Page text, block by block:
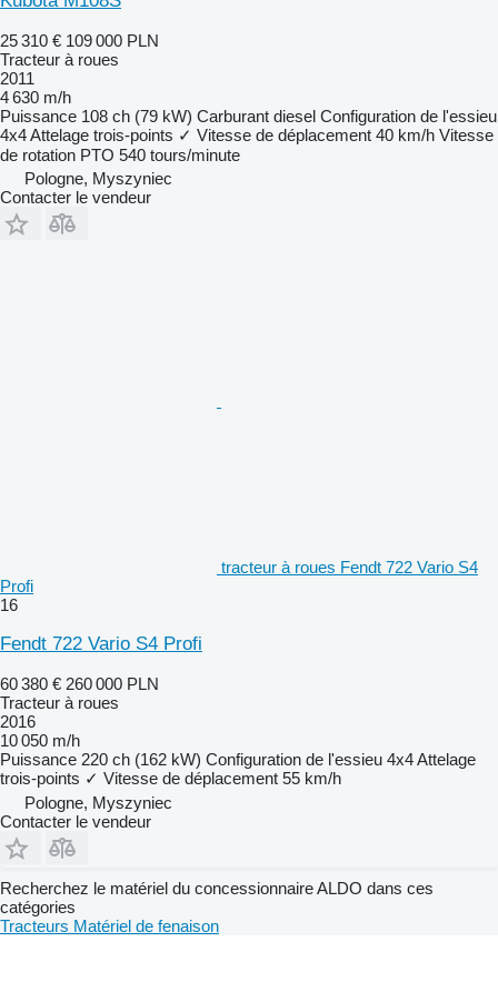
25 310 € 109 000 PLN
Tracteur à roues
2011
4 630 m/h
Puissance 108 ch (79 kW) Carburant diesel Configuration de l'essieu
4x4Attelage trois-points ✓ Vitesse de déplacement 40 km/h Vitesse
de rotation PTO 540 tours/minute
Pologne, Myszyniec
Contacter le vendeur
tracteur à roues Fendt 722 Vario S4
Profi
16
Fendt 722 Vario S4 Profi
60 380 € 260 000 PLN
Tracteur à roues
2016
10 050 m/h
Puissance 220 ch (162 kW) Configuration de l'essieu 4x4Attelage
trois-points ✓ Vitesse de déplacement 55 km/h
Pologne, Myszyniec
Contacter le vendeur
Recherchez le matériel du concessionnaire ALDO dans ces
catégories
Tracteurs Matériel de fenaison